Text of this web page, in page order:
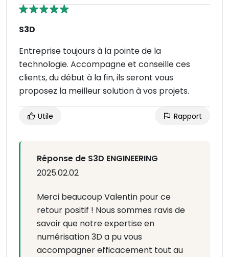
S3D
Entreprise toujours à la pointe de la
technologie. Accompagne et conseille ces
clients, du début à la fin, ils seront vous
proposez la meilleur solution à vos projets.
Utile Rapport
Réponse de S3D ENGINEERING
2025.02.02
Merci beaucoup Valentin pour ce
retour positif ! Nous sommes ravis de
savoir que notre expertise en
numérisation 3D a pu vous
accompagner efficacement tout au